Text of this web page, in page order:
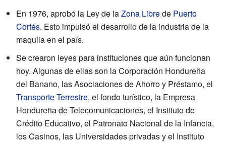
En 1976, aprobó la Ley de laZona Librede Puerto
Cortés. Esto impulsó el desarrollo de la industria de la
maquila en el país.
Se crearon leyes para instituciones que aún funcionan
hoy. Algunas de ellas son la Corporación Hondureña
del Banano, las Asociaciones de Ahorro y Préstamo, el
Transporte Terrestre, el fondo turístico, la Empresa
Hondureña de Telecomunicaciones, el Instituto de
Crédito Educativo, el Patronato Nacional de la Infancia,
los Casinos, las Universidades privadas y el Instituto